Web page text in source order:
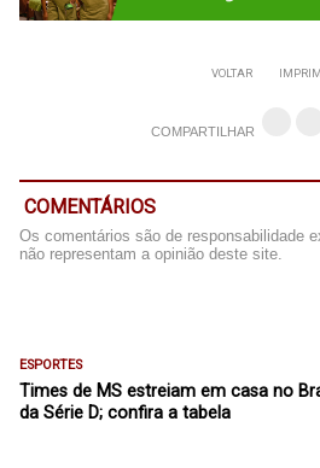
VOLTAR
COMPARTILHAR
COMENTÁRIOS
Os comentários são de responsabilidade
não representam a opinião deste site.
ESPORTES
Times de MS estreiam em casa no
da Série D; confira a tabela